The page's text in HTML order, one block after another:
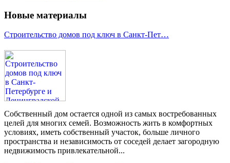
Новые материалы
Строительство домов под ключ в Санкт-Пет…
Собственный дом остается одной из самых востребованных
целей для многих семей. Возможность жить в комфортных
условиях, иметь собственный участок, больше личного
пространства и независимость от соседей делает загородную
недвижимость привлекательной...